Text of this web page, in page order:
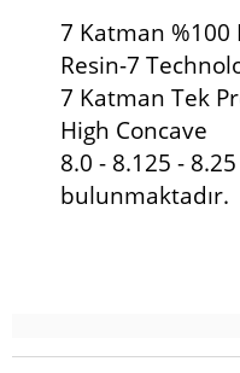
7 Katman %100
Resin-7
7 Katman Tek
High Concave
8.0 - 8.125 -
bulunmaktadır.